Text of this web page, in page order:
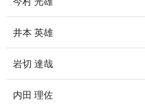
井本 英雄
岩切 達哉
内田 理佐